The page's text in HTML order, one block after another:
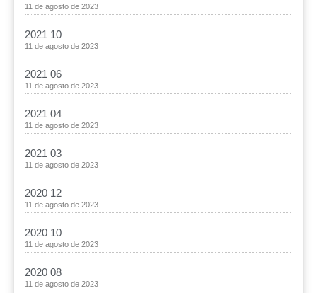
11 de agosto de 2023
2021 10
11 de agosto de 2023
2021 06
11 de agosto de 2023
2021 04
11 de agosto de 2023
2021 03
11 de agosto de 2023
2020 12
11 de agosto de 2023
2020 10
11 de agosto de 2023
2020 08
11 de agosto de 2023